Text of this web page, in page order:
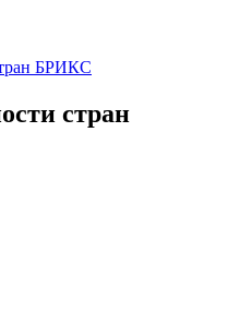
БРИКС
стран